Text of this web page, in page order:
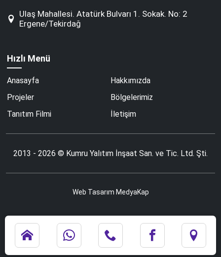
Ulaş Mahallesi. Atatürk Bulvarı 1. Sokak. No: 2
Ergene/Tekirdağ
Hızlı Menü
Anasayfa
Hakkımızda
Projeler
Bölgelerimiz
Tanıtım Filmi
İletişim
2013 - 2026 © Kumru Yalıtım İnşaat San. ve Tic. Ltd. Şti.
Web Tasarım MedyaKap